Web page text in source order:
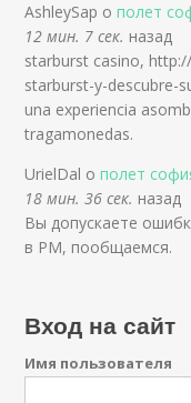
AshleySap ополет
12 мин. 7 сек. назад
starburst casino,
starburst-y-descubre-
una experiencia
tragamonedas.
UrielDal ополет
18 мин. 36 сек. назад
Вы допускаете
в PM, пообщаемся.
Вход на сайт
Имя пользователя